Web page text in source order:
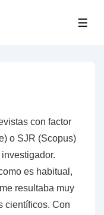
con factor
o SJR (Scopus)
es habitual,
resultaba muy
científicos. Con